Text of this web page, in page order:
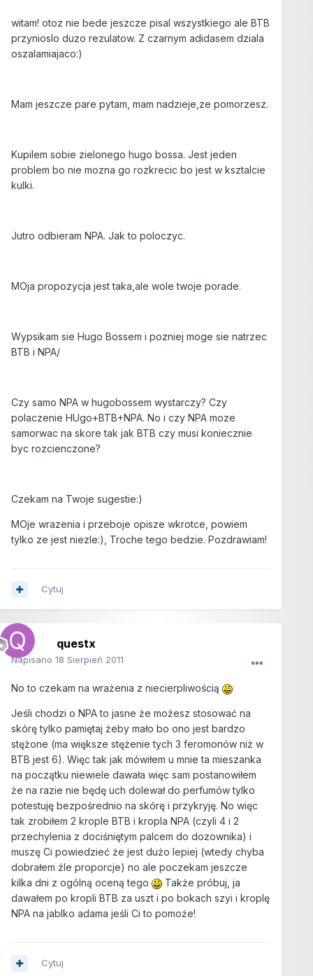
witam! otoz nie bede jeszcze pisal wszystkiego ale BTB
przynioslo duzo rezulatow. Z czarnym adidasem dziala
oszalamiajaco:)
Mam jeszcze pare pytam, mam nadzieje,ze pomorzesz.
Kupilem sobie zielonego hugo bossa. Jest jeden
problem bo nie mozna go rozkrecic bo jest w ksztalcie
kulki.
Jutro odbieram NPA. Jak to poloczyc.
MOja propozycja jest taka,ale wole twoje porade.
Wypsikam sie Hugo Bossem i pozniej moge sie natrzec
BTB i NPA/
Czy samo NPA w hugobossem wystarczy? Czy
polaczenie HUgo+BTB+NPA. No i czy NPA moze
samorwac na skore tak jak BTB czy musi koniecznie
byc rozcienczone?
Czekam na Twoje sugestie:)
MOje wrazenia i przeboje opisze wkrotce, powiem
tylko ze jest niezle:), Troche tego bedzie. Pozdrawiam!
Cytuj
questx
Napisano 18 Sierpień 2011
No to czekam na wrażenia z niecierpliwością
Jeśli chodzi o NPA to jasne że możesz stosować na
skórę tylko pamiętaj żeby mało bo ono jest bardzo
stężone (ma większe stężenie tych 3 feromonów niż w
BTB jest 6). Więc tak jak mówiłem u mnie ta mieszanka
na początku niewiele dawała więc sam postanowiłem
że na razie nie będę uch dolewał do perfumów tylko
potestuję bezpośrednio na skórę i przykryję. No więc
tak zrobiłem 2 krople BTB i kropla NPA (czyli 4 i 2
przechylenia z dociśniętym palcem do dozownika) i
muszę Ci powiedzieć że jest dużo lepiej (wtedy chyba
dobrałem źle proporcje) no ale poczekam jeszcze
kilka dni z ogólną oceną tego
Także próbuj, ja
dawałem po kropli BTB za uszt i po bokach szyi i kroplę
NPA na jablko adama jeśli Ci to pomoże!
Cytuj